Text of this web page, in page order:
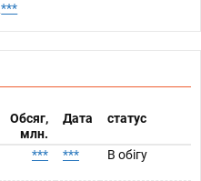
***
Обсяг,
млн.
Дата статус
*** *** В обігу